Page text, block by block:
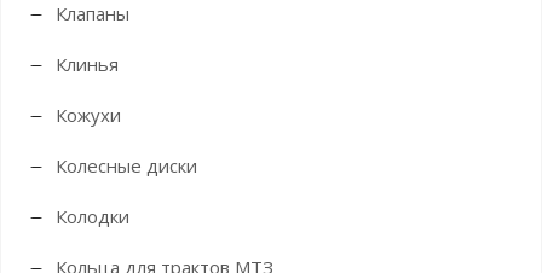
Клапаны
Клинья
Кожухи
Колесные диски
Колодки
Кольца для трактов МТЗ